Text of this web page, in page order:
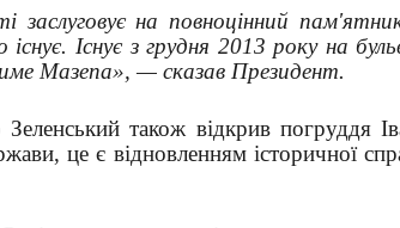
заслуговує на повноцінний
існує. Існує з грудня 2013 року на
Мазепа», — сказав Президент.
також відкрив погруддя
це є відновленням історичної